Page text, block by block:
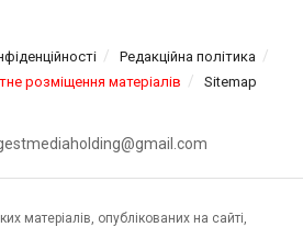
Редакційна політика
розміщення матеріалів Sitemap
матеріалів, опублікованих на сайті,